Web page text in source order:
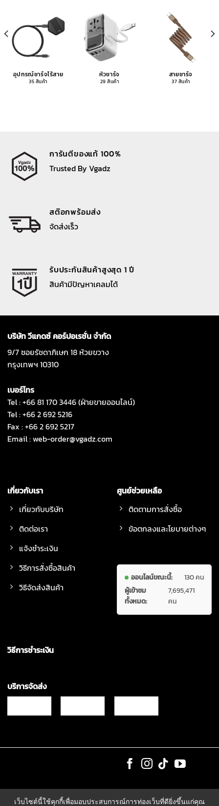
อุปกรณ์ชาร์จไร้สาย
35 สินค้า
หัวชาร์จ
29 สินค้า
สายชาร์จ
37 สินค้า
การันตีของแท้ 100%
Trusted By Vgadz
สต๊อกพร้อมส่ง
จัดส่งเร็ว
รับประกันสินค้าสูงสุด 1 ปี
สินค้ามีปัญหาเคลมได้
บริษัท วีแกดซ์ คอร์ปอเรชั่น จำกัด
9/7 ซอยรัชดาภิเษก 18 ห้วยขวาง
กรุงเทพฯ 10310
เบอร์โทร
Tel : +66 81 170 3446 (ฝ่ายขายออนไลน์)
Tel : +66 2 692 5216
Fax : +66 2 692 5217
Email :web-order@vgadz.com
เกี่ยวกับเรา
เกี่ยวกับบริษัท
ติดต่อเรา
แจ้งชำระเงิน
วิธีการสั่งซื้อสินค้า
วิธีจัดส่งสินค้า
ศูนย์ช่วยเหลือ
ติดตามการสั่งซื้อ
ข้อตกลงและโยบายต่างๆ
ออนไลน์ขณะนี้:
130 คน
ผู้เข้าชม
ทั้งหมด:
7,695,471
คน
วิธีการชำระเงิน
บริการจัดส่ง
เว็บไซต์นี้ใช้คุกกี้เพื่อมอบประสบการณ์การท่องเว็บที่ดียิ่งขึ้นแก่คุณ